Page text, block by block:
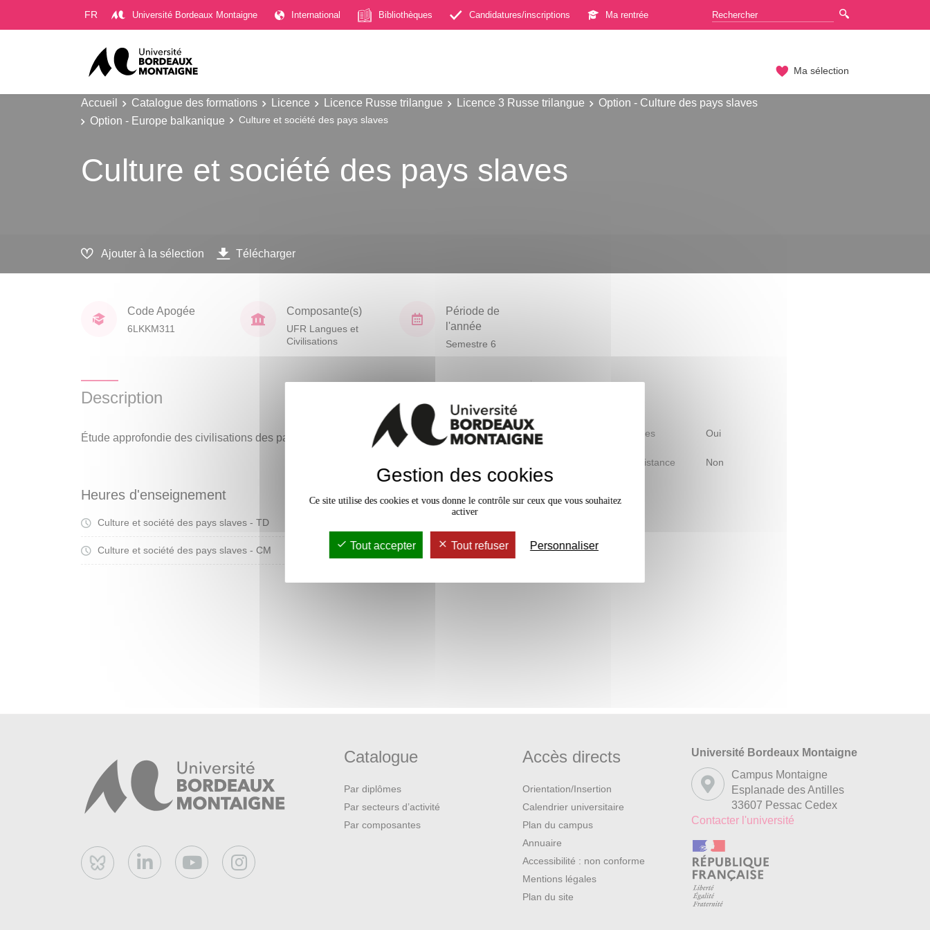
FR Université Bordeaux Montaigne International Bibliothèques Candidatures/inscriptions Ma rentrée
Ma sélection
Accueil Catalogue des formations Licence Licence Russe trilangue Licence 3 Russe trilangue
Option - Culture des pays slaves
Option - Europe balkanique
Culture et société des pays slaves
Culture et société des pays slaves
Ajouter à la sélection Télécharger
Code Apogée
6LKKM311
Composante(s)
UFR Langues et
Civilisations
Période de
l'année
Semestre 6
Description
Étude approfondie des civilisations des pays slaves.
Heures d'enseignement
Culture et société des pays slaves - TD
Culture et société des pays slaves - CM Cours Magistral 12h
Mobilité d'études Oui
Accessible à distance Non
Bluesky
Catalogue
Par diplômes
Par secteurs d’activité
Par composantes
Accès directs
Orientation/Insertion
Calendrier universitaire
Plan du campus
Annuaire
Accessibilité : non conforme
Mentions légales
Plan du site
Université Bordeaux Montaigne
Campus Montaigne
Esplanade des Antilles
33607 Pessac Cedex
Contacter l'université
Gestion des cookies
Ce site utilise des cookies et vous donne le contrôle sur ceux que vous souhaitez
activer
Tout accepter Tout refuser Personnaliser